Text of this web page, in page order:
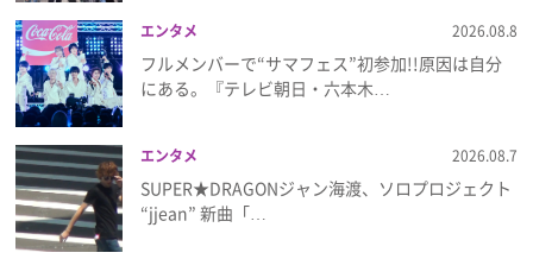
エンタメ 2026.08.8
フルメンバーで“サマフェス”初参加!!原因は自分
にある。『テレビ朝日・六本木…
エンタメ 2026.08.7
SUPER★DRAGONジャン海渡、ソロプロジェクト
“jjean” 新曲「…